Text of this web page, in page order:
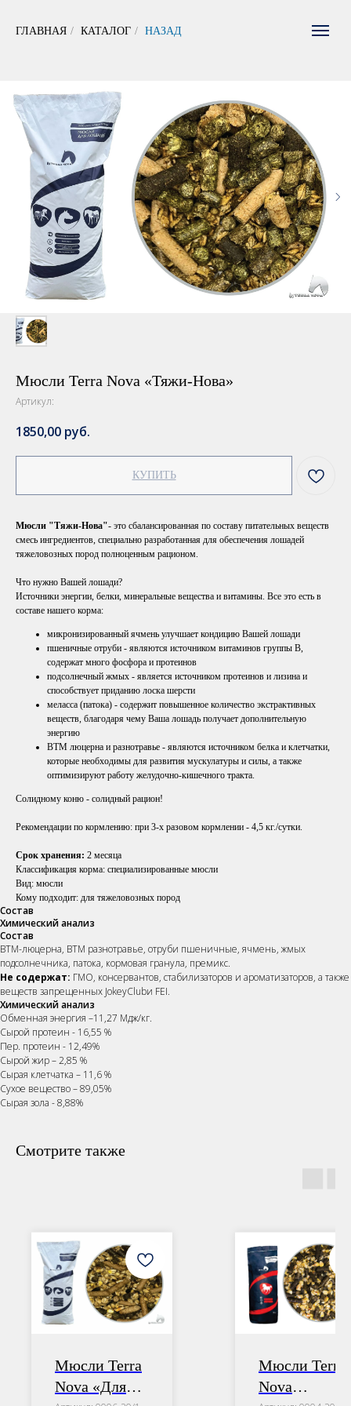
ГЛАВНАЯ / КАТАЛОГ / НАЗАД
Мюсли Terra Nova «Тяжи-Нова»
Артикул:
1850,00 руб.
КУПИТЬ
Мюсли "Тяжи-Нова"- это сбалансированная по составу питательных веществ
смесь ингредиентов, специально разработанная для обеспечения лошадей
тяжеловозных пород полноценным рационом.
Что нужно Вашей лошади?
Источники энергии, белки, минеральные вещества и витамины. Все это есть в
составе нашего корма:
микронизированный ячмень улучшает кондицию Вашей лошади
пшеничные отруби - являются источником витаминов группы В,
содержат много фосфора и протеинов
подсолнечный жмых - является источником протеинов и лизина и
способствует приданию лоска шерсти
меласса (патока) - содержит повышенное количество экстрактивных
веществ, благодаря чему Ваша лошадь получает дополнительную
энергию
ВТМ люцерна и разнотравье - являются источником белка и клетчатки,
которые необходимы для развития мускулатуры и силы, а также
оптимизируют работу желудочно-кишечного тракта.
Солидному коню - солидный рацион!
Рекомендации по кормлению: при 3-х разовом кормлении - 4,5 кг./сутки.
Срок хранения: 2 месяца
Классификация корма: специализированные мюсли
Вид: мюсли
Кому подходит: для тяжеловозных пород
Состав
Химический анализ
Состав
ВТМ-люцерна, ВТМ разнотравье, отруби пшеничные, ячмень, жмых
подсолнечника, патока, кормовая гранула, премикс.
Не содержат: ГМО, консервантов, стабилизаторов и ароматизаторов, а также
веществ запрещенных JokeyClubи FEI.
Химический анализ
Обменная энергия –11,27 Мдж/кг.
Сырой протеин - 16,55 %
Пер. протеин - 12,49%
Сырой жир – 2,85 %
Сырая клетчатка – 11,6 %
Сухое вещество – 89,05%
Сырая зола - 8,88%
Смотрите также
Мюсли Terra
Nova «Для
Мюсли Terra
Nova